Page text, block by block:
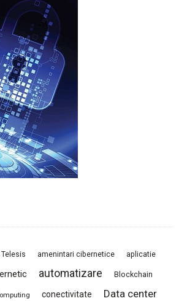
amenintari cibernetice aplicatie
automatizare Blockchain
conectivitate Data center